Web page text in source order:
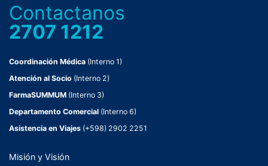
Contactanos
2707 1212
Coordinación Médica (Interno 1)
Atención al Socio (Interno 2)
FarmaSUMMUM (Interno 3)
Departamento Comercial (Interno 6)
Asistencia en Viajes (+598) 2902 2251
Misión y Visión